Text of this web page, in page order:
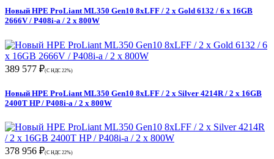
Новый HPE ProLiant ML350 Gen10 8xLFF / 2 x Gold 6132 / 6 x 16GB
2666V / P408i-a / 2 x 800W
389 577 ₽(С НДС 22%)
Новый HPE ProLiant ML350 Gen10 8xLFF / 2 x Silver 4214R / 2 x 16GB
2400T HP / P408i-a / 2 x 800W
378 956 ₽(С НДС 22%)